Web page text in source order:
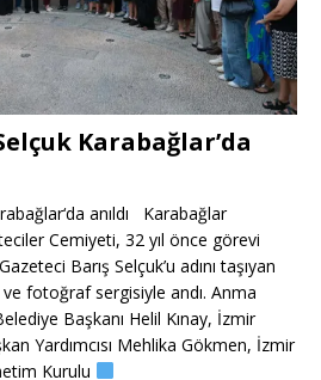
Karabağlar’da
anıldı Karabağlar
Cemiyeti, 32 yıl önce görevi
Barış Selçuk’u adını taşıyan
fotoğraf sergisiyle andı. Anma
Başkanı Helil Kınay, İzmir
Yardımcısı Mehlika Gökmen, İzmir
Kurulu